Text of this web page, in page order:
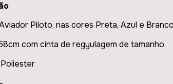
Piloto, nas cores Preta, Azul e
com cinta de regyulagem de tamanho.